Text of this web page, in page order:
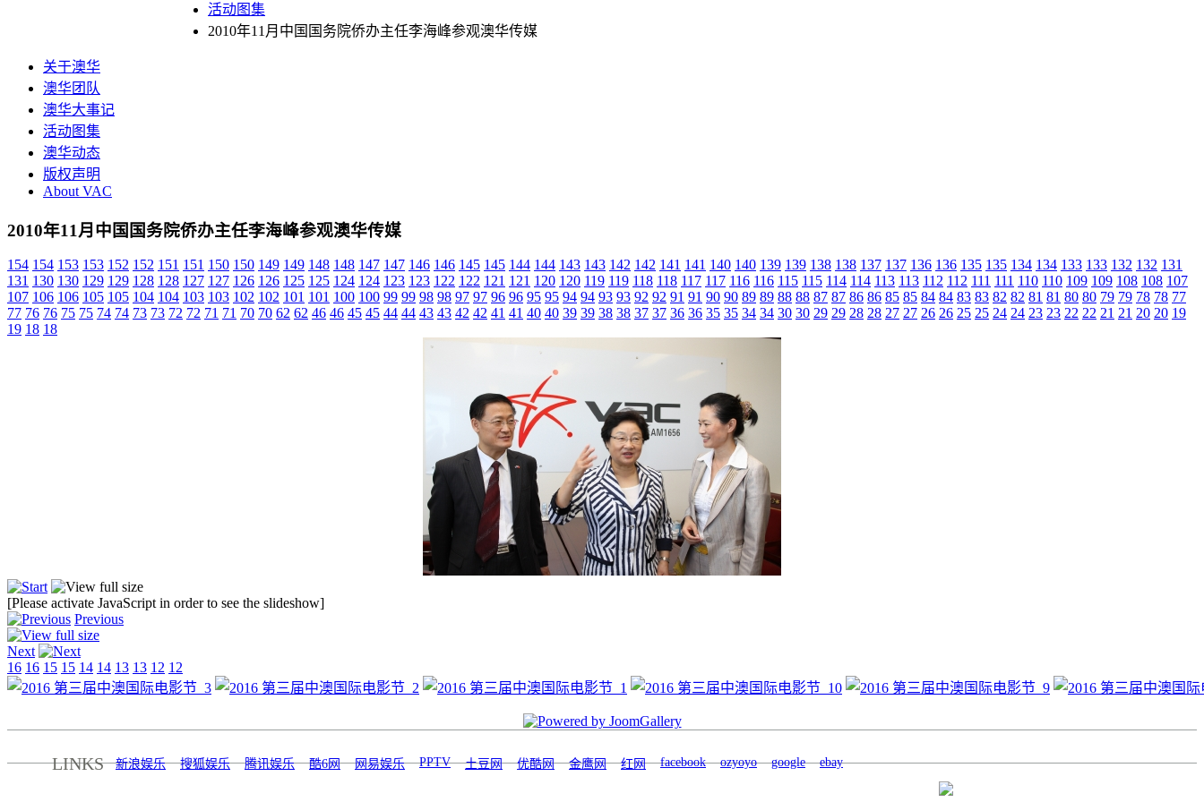
活动图集
2010年11月中国国务院侨办主任李海峰参观澳华传媒
关于澳华
澳华团队
澳华大事记
活动图集
澳华动态
版权声明
About VAC
2010年11月中国国务院侨办主任李海峰参观澳华传媒
154 154 153 153 152 152 151 151 150 150 149 149 148 148 147 147 146 146 145 145 144 144 143 143 142 142 141 141 140 140 139 139 138 138 137 137 136 136 135 135 134 134 133 133 132 132 131
131 130 130 129 129 128 128 127 127 126 126 125 125 124 124 123 123 122 122 121 121 120 120 119 119 118 118 117 117 116 116 115 115 114 114 113 113 112 112 111 111 110 110 109 109 108 108 107
107 106 106 105 105 104 104 103 103 102 102 101 101 100 100 99 99 98 98 97 97 96 96 95 95 94 94 93 93 92 92 91 91 90 90 89 89 88 88 87 87 86 86 85 85 84 84 83 83 82 82 81 81 80 80 79 79 78 78 77
77 76 76 75 75 74 74 73 73 72 72 71 71 70 70 62 62 46 46 45 45 44 44 43 43 42 42 41 41 40 40 39 39 38 38 37 37 36 36 35 35 34 34 30 30 29 29 28 28 27 27 26 26 25 25 24 24 23 23 22 22 21 21 20 20 19
19 18 18
[Please activate JavaScript in order to see the slideshow]
Previous
Next
16 16 15 15 14 14 13 13 12 12
LINKS 新浪娱乐 搜狐娱乐 腾讯娱乐 酷6网 网易娱乐 PPTV 土豆网 优酷网 金鹰网 红网 facebook ozyoyo google ebay